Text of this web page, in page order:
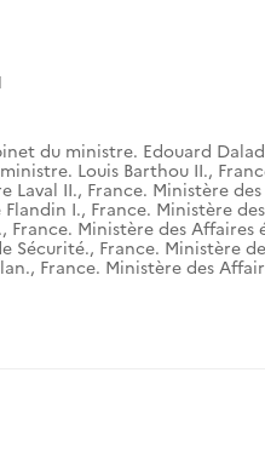
du ministre. Edouard
Louis Barthou II.,
Laval II., France. Ministère
I., France. Ministère
, France. Ministère des Affaires
Sécurité., France. Ministère
, France. Ministère des